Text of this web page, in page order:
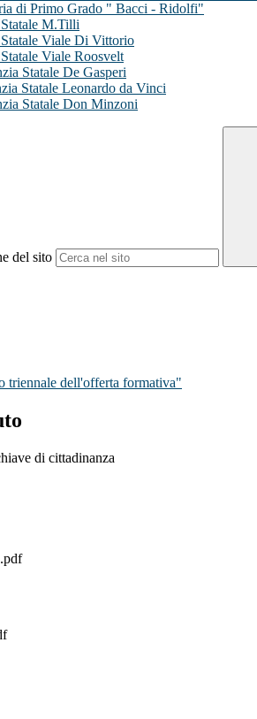
di Primo Grado " Bacci - Ridolfi"
M.Tilli
Viale Di Vittorio
Viale Roosvelt
Statale De Gasperi
Statale Leonardo da Vinci
Statale Don Minzoni
del sito
triennale dell'offerta formativa"
di cittadinanza